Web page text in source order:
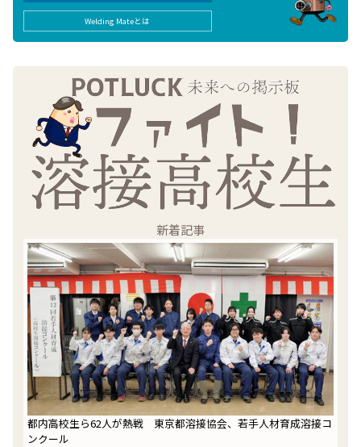
Welding Mateとは
新着記事
都内高校生ら62人が熱戦 東京都溶接協会、若手人材育成溶接コ
ンクール